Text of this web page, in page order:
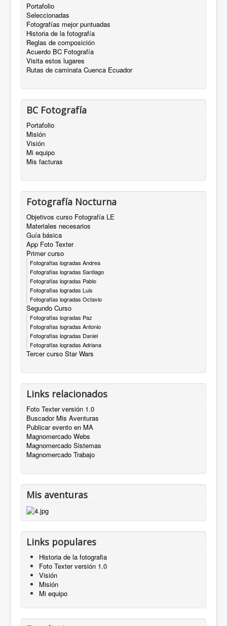
Portafolio
Seleccionadas
Fotografías mejor puntuadas
Historia de la fotografía
Reglas de composición
Acuerdo BC Fotografía
Visita estos lugares
Rutas de caminata Cuenca Ecuador
BC Fotografía
Portafolio
Misión
Visión
Mi equipo
Mis facturas
Fotografía Nocturna
Objetivos curso Fotografía LE
Materiales necesarios
Guía básica
App Foto Texter
Primer curso
Fotografías logradas Andrea
Fotografías logradas Santiago
Fotografías logradas Pablo
Fotografias logradas Luis
Fotografías logradas Octavio
Segundo Curso
Fotografías logradas Paz
Fotografías logradas Antonio
Fotografías logradas Daniel
Fotografías logradas Adriana
Tercer curso Star Wars
Links relacionados
Foto Texter versión 1.0
Buscador Mis Aventuras
Publicar evento en MA
Magnomercado Webs
Magnomercado Sistemas
Magnomercado Trabajo
Mis aventuras
Links populares
Historia de la fotografia
Foto Texter versión 1.0
Visión
Misión
Mi equipo